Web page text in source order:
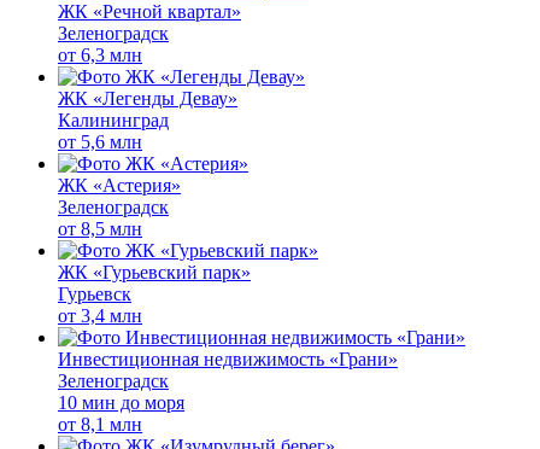
ЖК «Речной квартал»
Зеленоградск
от 6,3 млн
ЖК «Легенды Девау»
Калининград
от 5,6 млн
ЖК «Астерия»
Зеленоградск
от 8,5 млн
ЖК «Гурьевский парк»
Гурьевск
от 3,4 млн
Инвестиционная недвижимость «Грани»
Зеленоградск
10 мин до моря
от 8,1 млн